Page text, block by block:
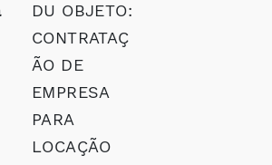
DU OBJETO:
CONTRATAÇ
ÃO DE
EMPRESA
PARA
LOCAÇÃO